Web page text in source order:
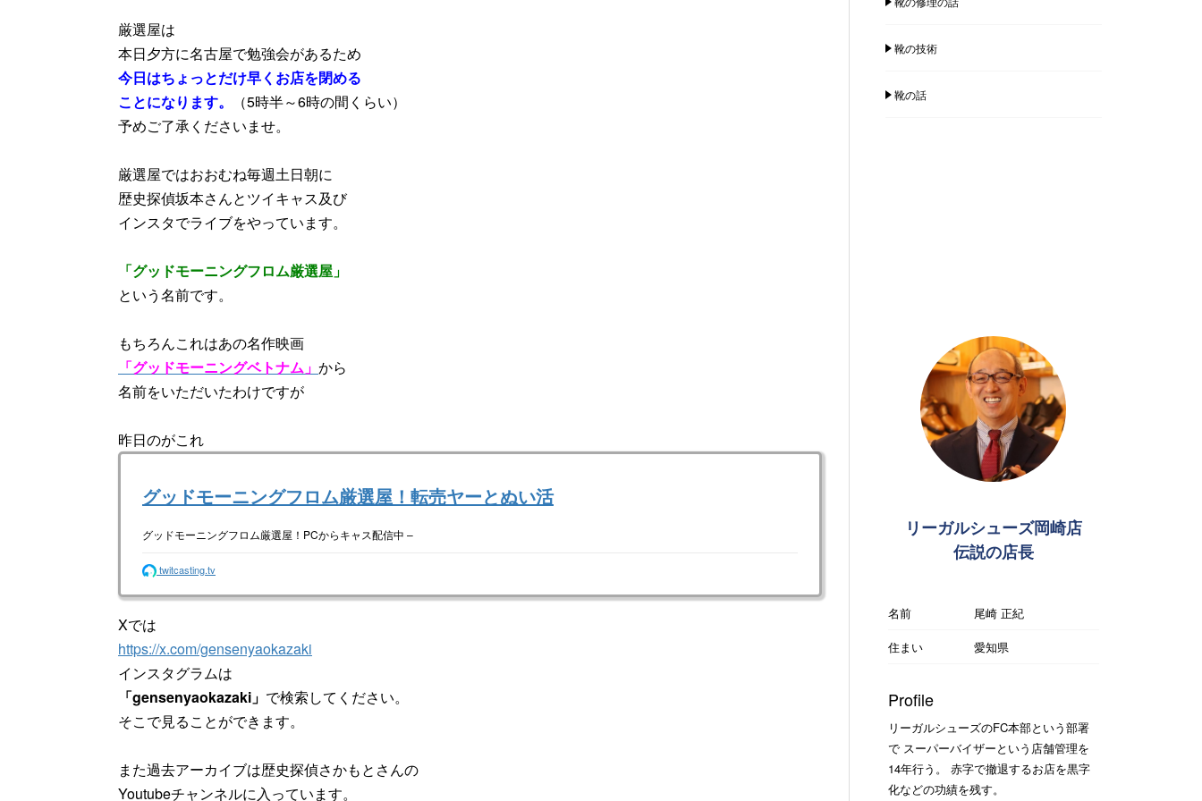
厳選屋は
本日夕方に名古屋で勉強会があるため
今日はちょっとだけ早くお店を閉める
ことになります。
（5時半～6時の間くらい）
予めご了承くださいませ。
厳選屋ではおおむね毎週土日朝に
歴史探偵坂本さんとツイキャス及び
インスタでライブをやっています。
「グッドモーニングフロム厳選屋」
という名前です。
もちろんこれはあの名作映画
「グッドモーニングベトナム」 から
名前をいただいたわけですが
昨日のがこれ
グッドモーニングフロム厳選屋！転売ヤーとぬい活
グッドモーニングフロム厳選屋！PCからキャス配信中 –
twitcasting.tv
Xでは
https://x.com/gensenyaokazaki
インスタグラムは
「gensenyaokazaki」 で検索してください。
そこで見ることができます。
また過去アーカイブは歴史探偵さかもとさんの
Youtubeチャンネルに入っています。
靴の技術
靴の話
リーガルシューズ岡崎店
伝説の店長
名前
尾崎 正紀
住まい
愛知県
Profile
リーガルシューズのFC本部という部署
で スーパーバイザーという店舗管理を
14年行う。 赤字で撤退するお店を黒字
化などの功績を残す。